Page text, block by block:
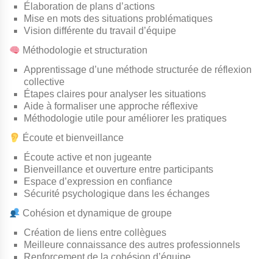
Élaboration de plans d’actions
Mise en mots des situations problématiques
Vision différente du travail d’équipe
Méthodologie et structuration
Apprentissage d’une méthode structurée de réflexion
collective
Étapes claires pour analyser les situations
Aide à formaliser une approche réflexive
Méthodologie utile pour améliorer les pratiques
Écoute et bienveillance
Écoute active et non jugeante
Bienveillance et ouverture entre participants
Espace d’expression en confiance
Sécurité psychologique dans les échanges
Cohésion et dynamique de groupe
Création de liens entre collègues
Meilleure connaissance des autres professionnels
Renforcement de la cohésion d’équipe